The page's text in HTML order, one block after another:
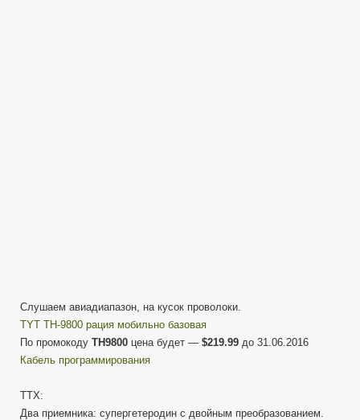
Слушаем авиадиапазон, на кусок проволоки.
TYT TH-9800 рация мобильно базовая
По промокоду TH9800 цена будет — $219.99 до 31.06.2016
Кабель программирования
ТТХ:
Два приемника: супергетеродин с двойным преобразованием.